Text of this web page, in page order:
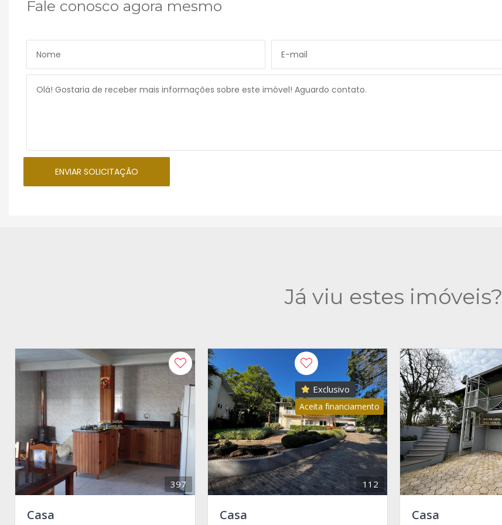
Fale conosco agora mesmo
Já viu estes imóveis?
397
Casa
Exclusivo
Aceita financiamento
112
Casa Casa